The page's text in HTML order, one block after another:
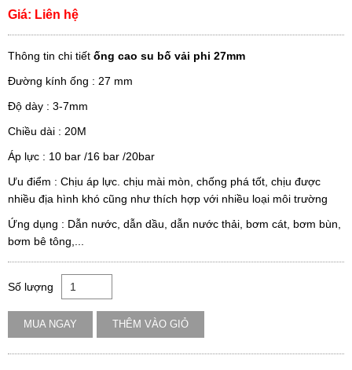
Giá: Liên hệ
Thông tin chi tiết ống cao su bố vải phi 27mm
Đường kính ống : 27 mm
Độ dày : 3-7mm
Chiều dài : 20M
Áp lực : 10 bar /16 bar /20bar
Ưu điểm : Chịu áp lực. chịu mài mòn, chống phá tốt, chịu được
nhiều địa hình khó cũng như thích hợp với nhiều loại môi trường
Ứng dụng : Dẫn nước, dẫn dầu, dẫn nước thải, bơm cát, bơm bùn,
bơm bê tông,...
Số lượng
MUA NGAY THÊM VÀO GIỎ